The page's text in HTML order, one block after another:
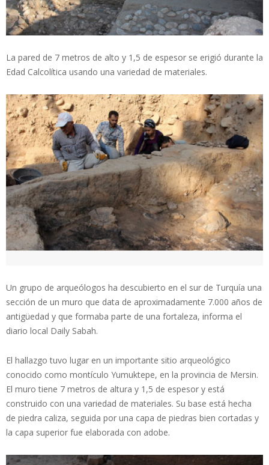
La pared de 7 metros de alto y 1,5 de espesor se erigió durante la
Edad Calcolítica usando una variedad de materiales.
Un grupo de arqueólogos ha descubierto en el sur de Turquía una
sección de un muro que data de aproximadamente 7.000 años de
antigüedad y que formaba parte de una fortaleza, informa el
diario local Daily Sabah.
El hallazgo tuvo lugar en un importante sitio arqueológico
conocido como montículo Yumuktepe, en la provincia de Mersin.
El muro tiene 7 metros de altura y 1,5 de espesor y está
construido con una variedad de materiales. Su base está hecha
de piedra caliza, seguida por una capa de piedras bien cortadas y
la capa superior fue elaborada con adobe.